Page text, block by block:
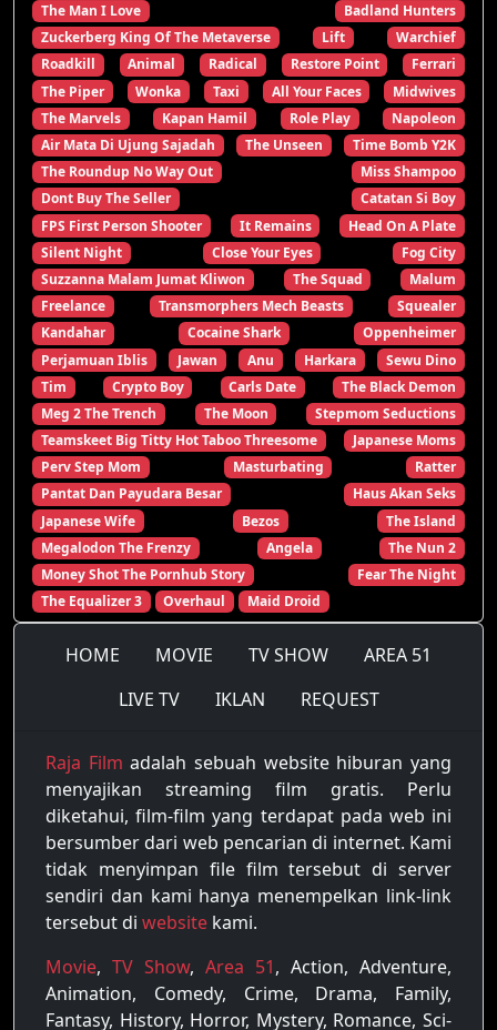
The Man I Love
Badland Hunters
Zuckerberg King Of The Metaverse
Lift
Warchief
Roadkill
Animal Radical Restore Point
Ferrari
The Piper
Wonka Taxi All Your Faces
Midwives
The Marvels
Kapan Hamil Role Play
Napoleon
Air Mata Di Ujung Sajadah
The Unseen
Time Bomb Y2K
The Roundup No Way Out
Miss Shampoo
Dont Buy The Seller
Catatan Si Boy
FPS First Person Shooter
It Remains
Head On A Plate
Silent Night
Close Your Eyes
Fog City
Suzzanna Malam Jumat Kliwon
The Squad
Malum
Freelance
Transmorphers Mech Beasts
Squealer
Kandahar
Cocaine Shark
Oppenheimer
Perjamuan Iblis
Jawan Anu Harkara
Sewu Dino
Tim
Crypto Boy Carls Date
The Black Demon
Meg 2 The Trench
The Moon
Stepmom Seductions
Teamskeet Big Titty Hot Taboo Threesome
Japanese Moms
Perv Step Mom
Masturbating
Ratter
Pantat Dan Payudara Besar
Haus Akan Seks
Japanese Wife
Bezos
The Island
Megalodon The Frenzy
Angela
The Nun 2
Money Shot The Pornhub Story
Fear The Night
The Equalizer 3
Overhaul Maid Droid
HOME MOVIE TV SHOW
AREA 51
LIVE TV
IKLAN REQUEST
Raja Film adalah sebuah website hiburan yang
menyajikan streaming film gratis. Perlu
diketahui, film-film yang terdapat pada web ini
bersumber dari web pencarian di internet. Kami
tidak menyimpan file film tersebut di server
sendiri dan kami hanya menempelkan link-link
tersebut di website kami.
Movie, TV Show, Area 51, Action, Adventure,
Animation, Comedy, Crime, Drama, Family,
Fantasy, History, Horror, Mystery, Romance, Sci-